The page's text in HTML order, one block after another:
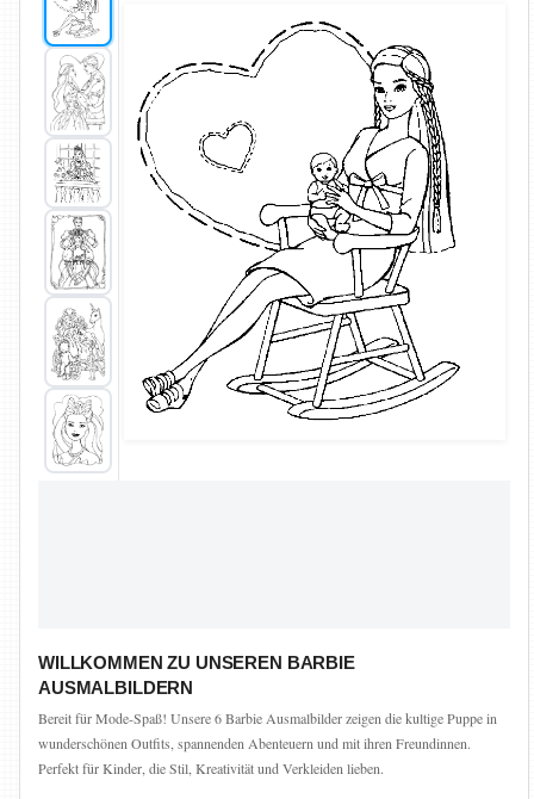
WILLKOMMEN ZU UNSEREN BARBIE
AUSMALBILDERN
Bereit für Mode-Spaß! Unsere 6 Barbie Ausmalbilder zeigen die kultige Puppe in
wunderschönen Outfits, spannenden Abenteuern und mit ihren Freundinnen.
Perfekt für Kinder, die Stil, Kreativität und Verkleiden lieben.